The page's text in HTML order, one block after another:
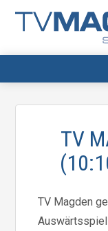
TV
TV Magden